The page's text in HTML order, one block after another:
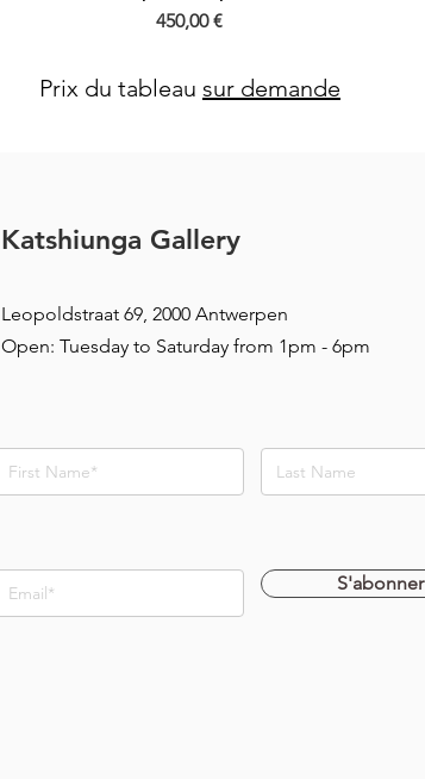
Prix
450,00 €
Prix du tableau sur demande
Katshiunga Gallery
Leopoldstraat 69, 2000 Antwerpen
Open: Tuesday to Saturday from 1pm - 6pm
S'abonner